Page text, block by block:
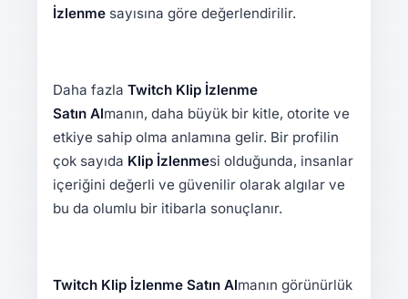
İzlenmesayısına göre değerlendirilir.
Daha fazla Twitch Klip İzlenme
Satın Almanın, daha büyük bir kitle, otorite ve
etkiye sahip olma anlamına gelir. Bir profilin
çok sayıda Klip İzlenmesi olduğunda, insanlar
içeriğini değerli ve güvenilir olarak algılar ve
bu da olumlu bir itibarla sonuçlanır.
Twitch Klip İzlenme Satın Almanın görünürlük